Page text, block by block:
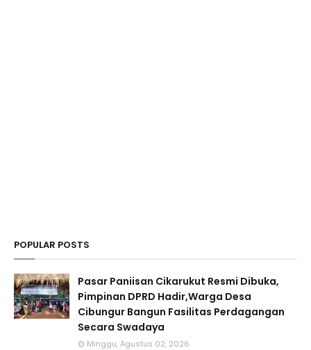
POPULAR POSTS
Pasar Paniisan Cikarukut Resmi Dibuka,
Pimpinan DPRD Hadir,Warga Desa
Cibungur Bangun Fasilitas Perdagangan
Secara Swadaya
Minggu, Agustus 02, 2026